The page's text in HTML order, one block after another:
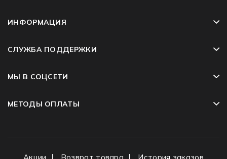
ИНФОРМАЦИЯ
СЛУЖБА ПОДДЕРЖКИ
МЫ В СОЦСЕТИ
МЕТОДЫ ОПЛАТЫ